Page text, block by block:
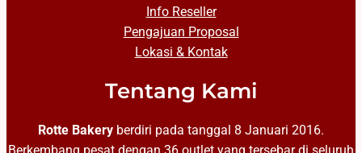
Info Reseller
Pengajuan Proposal
Lokasi & Kontak
Tentang Kami
Rotte Bakery berdiri pada tanggal 8 Januari 2016.